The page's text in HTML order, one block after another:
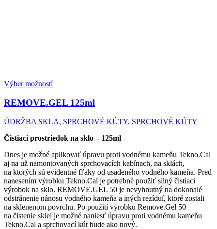
Výber možností
REMOVE.GEL 125ml
ÚDRŽBA SKLA, SPRCHOVÉ KÚTY, SPRCHOVÉ KÚTY
Čistiaci prostriedok na sklo – 125ml
Dnes je možné aplikovať úpravu proti vodnému kameňu Tekno.Cal
aj na už namontovaných sprchovacích kabínach, na sklách,
na ktorých sú evidentné fľaky od usadeného vodného kameňa. Pred
nanesením výrobku Tekno.Cal je potrebné použiť silný čistiaci
výrobok na sklo. REMOVE.GEL 50 je nevyhnutný na dokonalé
odstránenie nánosu vodného kameňa a iných rezíduí, ktoré zostali
na sklenenom povrchu. Po použití výrobku Remove.Gel 50
na čistenie skiel je možné naniesť úpravu proti vodnému kameňu
Tekno.Cal a sprchovací kút bude ako nový.